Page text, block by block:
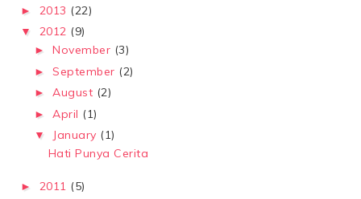
► 2013 (22)
▼ 2012 (9)
►November (3)
►September (2)
►August (2)
► April (1)
▼ January (1)
Hati Punya Cerita
► 2011 (5)